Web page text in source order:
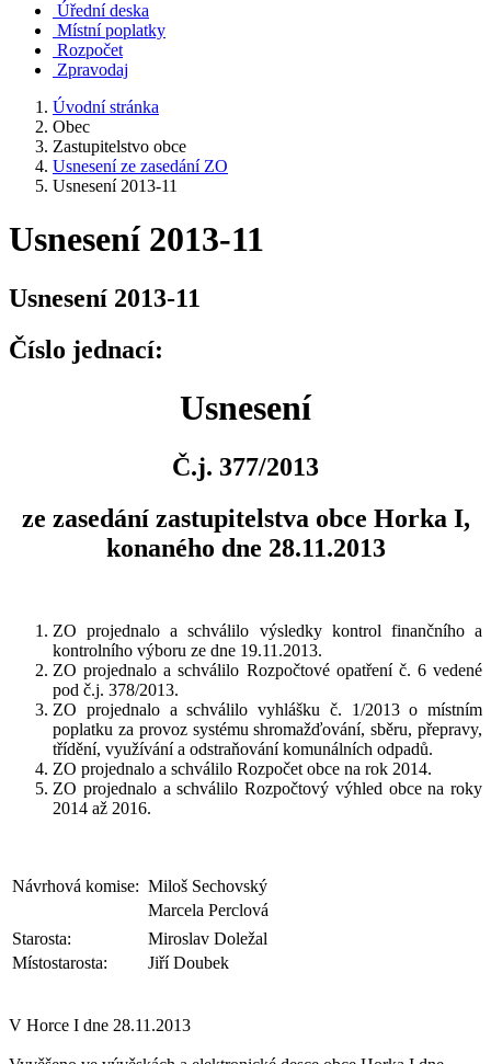
Úřední deska
Místní poplatky
Rozpočet
Zpravodaj
Úvodní stránka
Obec
Zastupitelstvo obce
Usnesení ze zasedání ZO
Usnesení 2013-11
Usnesení 2013-11
Usnesení 2013-11
Číslo jednací:
Usnesení
Č.j. 377/2013
ze zasedání zastupitelstva obce Horka I,
konaného dne 28.11.2013
ZO projednalo a schválilo výsledky kontrol finančního a
kontrolního výboru ze dne 19.11.2013.
ZO projednalo a schválilo Rozpočtové opatření č. 6 vedené
pod č.j. 378/2013.
ZO projednalo a schválilo vyhlášku č. 1/2013 o místním
poplatku za provoz systému shromažďování, sběru, přepravy,
třídění, využívání a odstraňování komunálních odpadů.
ZO projednalo a schválilo Rozpočet obce na rok 2014.
ZO projednalo a schválilo Rozpočtový výhled obce na roky
2014 až 2016.
Návrhová komise: Miloš Sechovský
Marcela Perclová
Starosta:
Miroslav Doležal
Místostarosta:
Jiří Doubek
V Horce I dne 28.11.2013